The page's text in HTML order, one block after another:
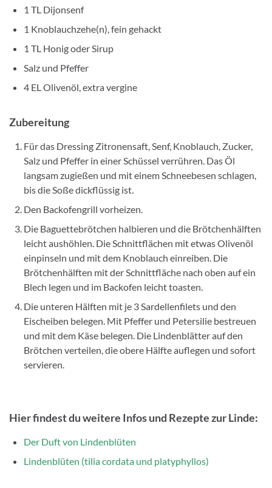
1 TL Dijonsenf
1 Knoblauchzehe(n), fein gehackt
1 TL Honig oder Sirup
Salz und Pfeffer
4 EL Olivenöl, extra vergine
Zubereitung
Für das Dressing Zitronensaft, Senf, Knoblauch, Zucker,
Salz und Pfeffer in einer Schüssel verrühren. Das Öl
langsam zugießen und mit einem Schneebesen schlagen,
bis die Soße dickflüssig ist.
Den Backofengrill vorheizen.
Die Baguettebrötchen halbieren und die Brötchenhälften
leicht aushöhlen. Die Schnittflächen mit etwas Olivenöl
einpinseln und mit dem Knoblauch einreiben. Die
Brötchenhälften mit der Schnittfläche nach oben auf ein
Blech legen und im Backofen leicht toasten.
Die unteren Hälften mit je 3 Sardellenfilets und den
Eischeiben belegen. Mit Pfeffer und Petersilie bestreuen
und mit dem Käse belegen. Die Lindenblätter auf den
Brötchen verteilen, die obere Hälfte auflegen und sofort
servieren.
Hier findest du weitere Infos und Rezepte zur Linde:
Der Duft von Lindenblüten
Lindenblüten (tilia cordata und platyphyllos)